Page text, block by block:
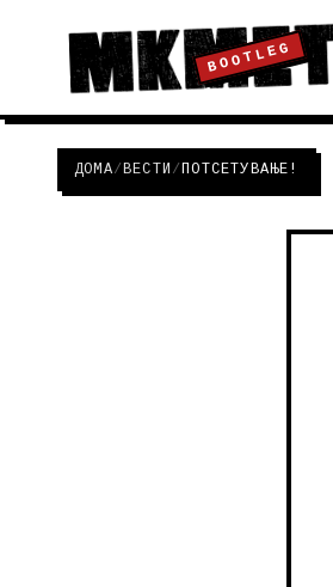
BOOTLEG
ДОМА/ВЕСТИ /ПОТСЕТУВАЊЕ!